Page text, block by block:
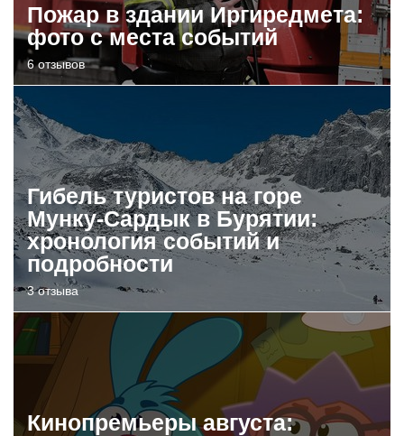
Пожар в здании Иргиредмета:
фото с места событий
6 отзывов
Гибель туристов на горе
Мунку-Сардык в Бурятии:
хронология событий и
подробности
3 отзыва
Кинопремьеры августа: